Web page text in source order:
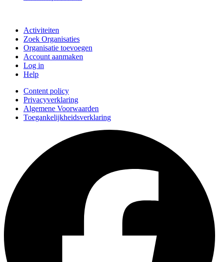
Activiteiten
Zoek Organisaties
Organisatie toevoegen
Account aanmaken
Log in
Help
Content policy
Privacyverklaring
Algemene Voorwaarden
Toegankelijkheidsverklaring